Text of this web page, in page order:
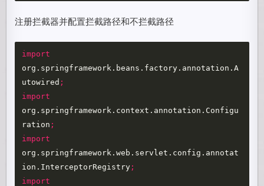
注册拦截器并配置拦截路径和不拦截路径
import
org.springframework.beans.factory.annotation.A
utowired ;
import
org.springframework.context.annotation.Configu
ration ;
import
org.springframework.web.servlet.config.annotat
ion.InterceptorRegistry ;
import